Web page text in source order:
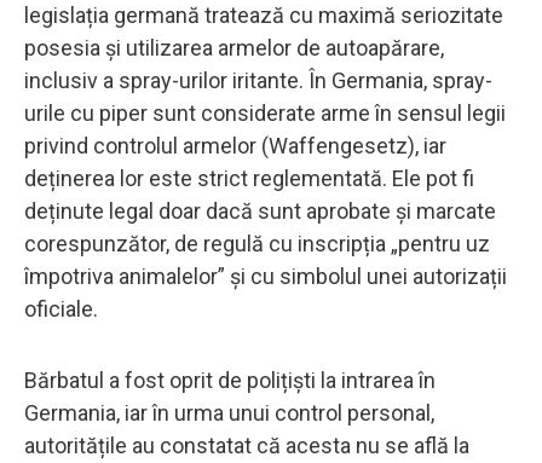
legislația germană tratează cu maximă seriozitate
posesia și utilizarea armelor de autoapărare,
inclusiv a spray-urilor iritante. În Germania, spray-
urile cu piper sunt considerate arme în sensul legii
privind controlul armelor (Waffengesetz), iar
deținerea lor este strict reglementată. Ele pot fi
deținute legal doar dacă sunt aprobate și marcate
corespunzător, de regulă cu inscripția „pentru uz
împotriva animalelor” și cu simbolul unei autorizații
oficiale.
Bărbatul a fost oprit de polițiști la intrarea în
Germania, iar în urma unui control personal,
autoritățile au constatat că acesta nu se află la